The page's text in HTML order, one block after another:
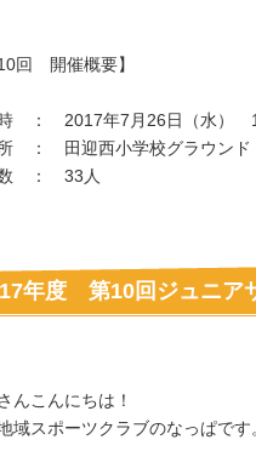
10回 開催概要】
： 2017年7月26日（水）
： 田迎西小学校グラウンド
： 33人
年度 第10回ジュニア
んこんにちは！
域スポーツクラブのなっぱです